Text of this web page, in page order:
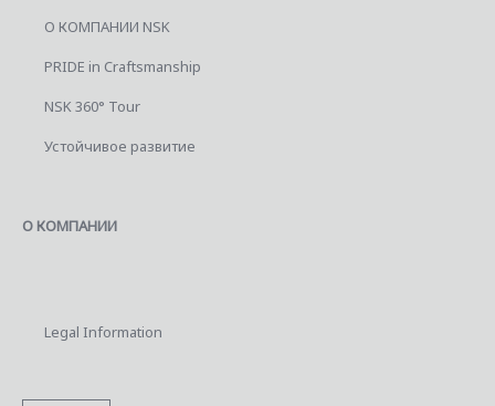
О КОМПАНИИ NSK
PRIDE in Craftsmanship
NSK 360° Tour
Устойчивое развитие
О КОМПАНИИ
Legal Information